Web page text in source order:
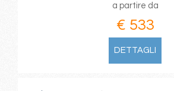
a partire da
€ 533
DETTAGLI